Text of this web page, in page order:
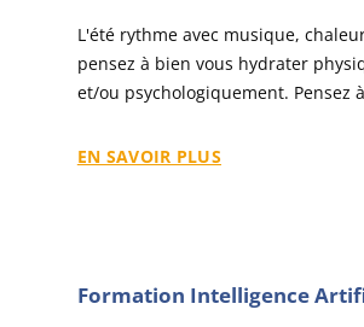
L'été rythme avec musique,
pensez à bien vous hydrater
et/ou psychologiquement. Pensez
EN SAVOIR PLUS
Formation Intelligence